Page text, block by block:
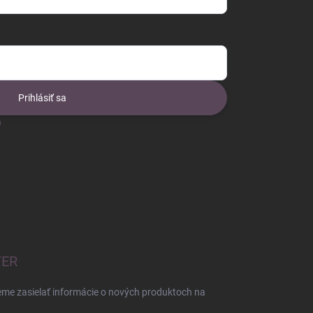
Prihlásiť sa
zasielať informácie o nových produktoch na